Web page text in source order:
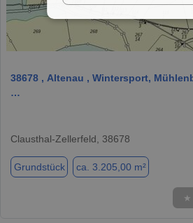
38678 , Altenau , Wintersport,
…
Clausthal-Zellerfeld, 38678
Grundstück ca. 3.205,00 m²
★